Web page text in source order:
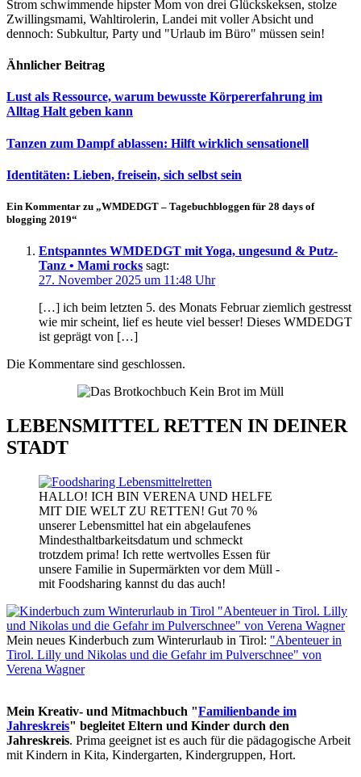
Strom schwimmende hipster Mom von drei Glückskeksen, stolze
Zwillingsmami, Wahltirolerin, Landei mit voller Absicht und
dennoch: Subkultur, Party und "Urlaub im Büro" müssen sein!
Ähnlicher Beitrag
Lust als Ressource, warum bewusste Körpererfahrung im
Alltag Halt geben kann
Tanzen zum Dampf ablassen: Hilft wirklich sensationell
Identitäten: Lieben, freisein, sich selbst sein
Ein Kommentar zu „WMDEDGT – Tagebuchbloggen für 28 days of
blogging 2019“
Entspanntes WMDEDGT mit Yoga, ungesund & Putz-
Tanz • Mami rocks sagt:
27. November 2025 um 11:48 Uhr
[…] ich beim letzten 5. des Monats Februar ziemlich gestresst
wie mir scheint, lief es heute viel besser! Dieses WMDEDGT
ist geprägt von […]
Die Kommentare sind geschlossen.
LEBENSMITTEL RETTEN IN DEINER
STADT
HALLO! ICH BIN VERENA UND HELFE
MIT DIE WELT ZU RETTEN! Gut 70 %
unserer Lebensmittel hat ein abgelaufenes
Mindesthaltbarkeitsdatum und schmeckt
trotzdem prima! Ich rette wertvolles Essen für
unsere Familie in Supermärkten vor dem Müll -
mit Foodsharing kannst du das auch!
Mein neues Kinderbuch zum Winterurlaub in Tirol: "Abenteuer in
Tirol. Lilly und Nikolas und die Gefahr im Pulverschnee" von
Verena Wagner
Mein Kreativ- und Mitmachbuch "Familienbande im
Jahreskreis" begleitet Eltern und Kinder durch den
Jahreskreis. Prima geeignet ist es auch für die pädagogische Arbeit
mit Kindern in Kita, Kindergarten, Kindergruppen, Hort.